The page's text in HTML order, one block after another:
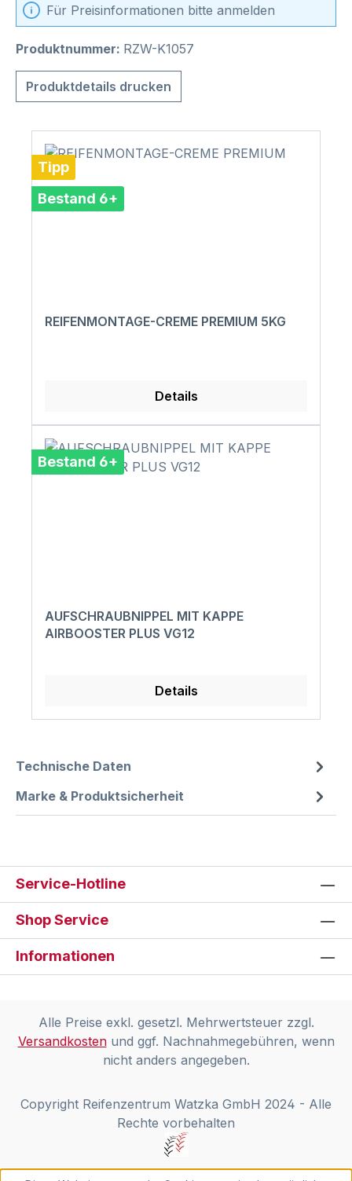
Für Preisinformationen bitte anmelden
Produktnummer: RZW-K1057
Produktdetails drucken
Tipp
Bestand 6+
REIFENMONTAGE-CREME PREMIUM 5KG
Details
Bestand 6+
AUFSCHRAUBNIPPEL MIT KAPPE
AIRBOOSTER PLUS VG12
Details
Technische Daten
Marke & Produktsicherheit
Service-Hotline
Shop Service
Informationen
Alle Preise exkl. gesetzl. Mehrwertsteuer zzgl.
Versandkostenund ggf. Nachnahmegebühren, wenn
nicht anders angegeben.
Copyright Reifenzentrum Watzka GmbH 2024 - Alle
Rechte vorbehalten